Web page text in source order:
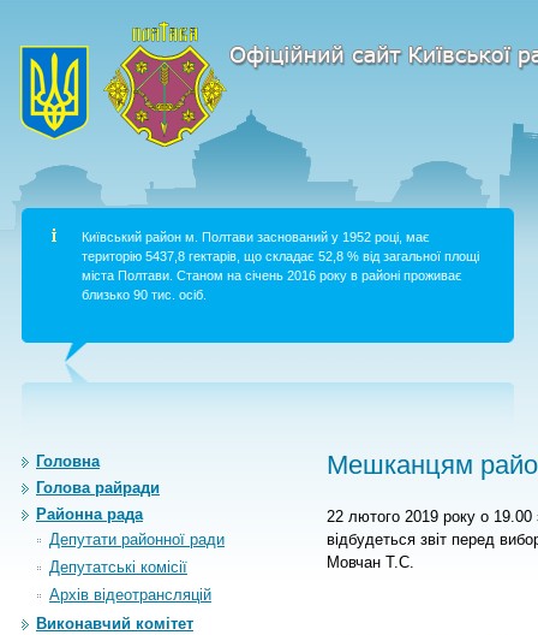
Київський район м. Полтави заснований у 1952 році, має
територію 5437,8 гектарів, що складає 52,8 % від загальної площі
міста Полтави. Станом на січень 2016 року в районі проживає
близько 90 тис. осіб.
Головна
Голова райради
Районна рада
Депутати районної ради
Депутатські комісії
Архiв вiдеотрансляцiй
Виконавчий комітет
Мешканцям
22 лютого 2019 року о
відбудеться звіт перед
Мовчан Т.С.